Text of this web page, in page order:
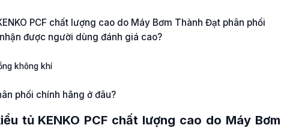
PCF chất lượng cao do Máy Bơm Thành Đạt phân phối
được người dùng đánh giá cao?
không khí
phối chính hãng ở đâu?
tủ KENKO PCF chất lượng cao do Máy Bơm